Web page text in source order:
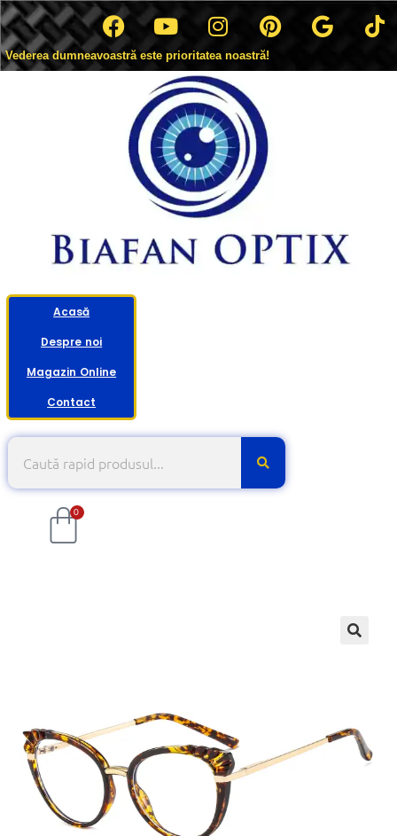
Vederea dumneavoastră este prioritatea noastră!
Acasă
Despre noi
Magazin Online
Contact
0